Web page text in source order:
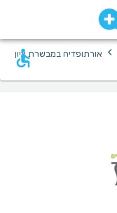
› אורתופדיה במבשרת ציון